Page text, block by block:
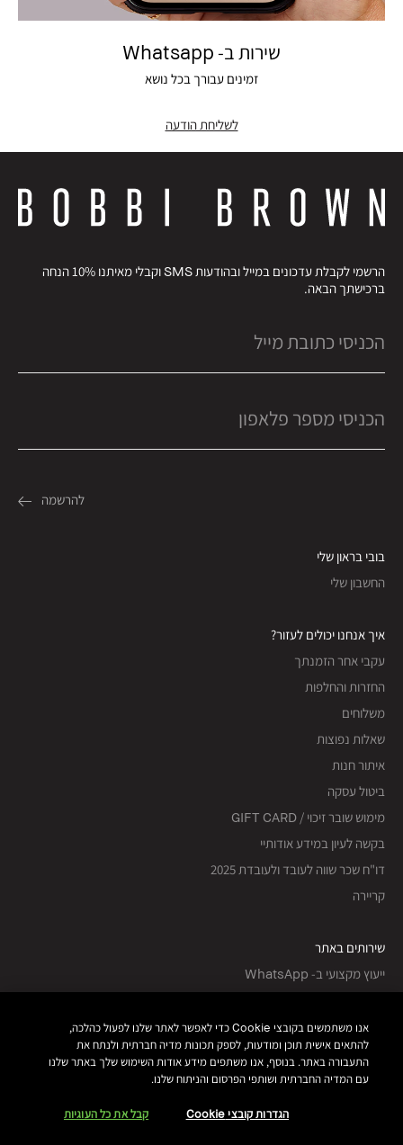
שירות ב- Whatsapp
זמינים עבורך בכל נושא
לשליחת הודעה
הרשמי לקבלת עדכונים במייל ובהודעות SMS וקבלי מאיתנו 10% הנחה
ברכישתך הבאה.
בובי בראון שלי
החשבון שלי
איך אנחנו יכולים לעזור?
עקבי אחר הזמנתך
החזרות והחלפות
משלוחים
שאלות נפוצות
איתור חנות
ביטול עסקה
מימוש שובר זיכוי / GIFT CARD
בקשה לעיון במידע אודותיי
דו"ח שכר שווה לעובד ולעובדת 2025
קריירה
שירותים באתר
ייעוץ מקצועי ב- WhatsApp
שירות לקוחות
עקבי אחרינו
אנו משתמשים בקובצי Cookie כדי לאפשר לאתר שלנו לפעול כהלכה,
להתאים אישית תוכן ומודעות, לספק תכונות מדיה חברתית ולנתח את
התעבורה באתר. בנוסף, אנו משתפים מידע אודות השימוש שלך באתר שלנו
עם המדיה החברתית ושותפי הפרסום והניתוח שלנו.
הגדרות קובצי Cookie קבל את כל העוגיות